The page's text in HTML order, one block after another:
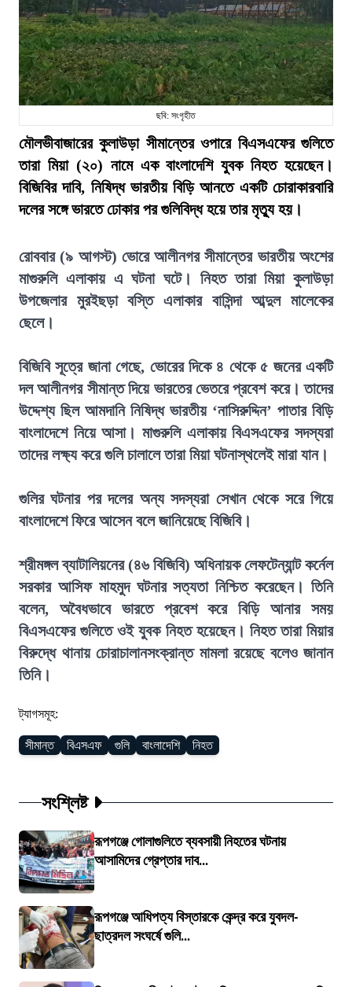
ছবি: সংগৃহীত
মৌলভীবাজারের কুলাউড়া সীমান্তের ওপারে বিএসএফের গুলিতে
তারা মিয়া (২০) নামে এক বাংলাদেশি যুবক নিহত হয়েছেন।
বিজিবির দাবি, নিষিদ্ধ ভারতীয় বিড়ি আনতে একটি চোরাকারবারি
দলের সঙ্গে ভারতে ঢোকার পর গুলিবিদ্ধ হয়ে তার মৃত্যু হয়।
রোববার (৯ আগস্ট) ভোরে আলীনগর সীমান্তের ভারতীয় অংশের
মাগুরুলি এলাকায় এ ঘটনা ঘটে। নিহত তারা মিয়া কুলাউড়া
উপজেলার মুরইছড়া বস্তি এলাকার বাসিন্দা আব্দুল মালেকের
ছেলে।
বিজিবি সূত্রে জানা গেছে, ভোরের দিকে ৪ থেকে ৫ জনের একটি
দল আলীনগর সীমান্ত দিয়ে ভারতের ভেতরে প্রবেশ করে। তাদের
উদ্দেশ্য ছিল আমদানি নিষিদ্ধ ভারতীয় ‘নাসিরুদ্দিন’ পাতার বিড়ি
বাংলাদেশে নিয়ে আসা। মাগুরুলি এলাকায় বিএসএফের সদস্যরা
তাদের লক্ষ্য করে গুলি চালালে তারা মিয়া ঘটনাস্থলেই মারা যান।
গুলির ঘটনার পর দলের অন্য সদস্যরা সেখান থেকে সরে গিয়ে
বাংলাদেশে ফিরে আসেন বলে জানিয়েছে বিজিবি।
শ্রীমঙ্গল ব্যাটালিয়নের (৪৬ বিজিবি) অধিনায়ক লেফটেন্যান্ট কর্নেল
সরকার আসিফ মাহমুদ ঘটনার সত্যতা নিশ্চিত করেছেন। তিনি
বলেন, অবৈধভাবে ভারতে প্রবেশ করে বিড়ি আনার সময়
বিএসএফের গুলিতে ওই যুবক নিহত হয়েছেন। নিহত তারা মিয়ার
বিরুদ্ধে থানায় চোরাচালানসংক্রান্ত মামলা রয়েছে বলেও জানান
তিনি।
ট্যাগসমূহ:
সীমান্ত বিএসএফ গুলি বাংলাদেশি নিহত
সংশ্লিষ্ট
রূপগঞ্জে গোলাগুলিতে ব্যবসায়ী নিহতের ঘটনায়
আসামিদের গ্রেপ্তার দাব...
রূপগঞ্জে আধিপত্য বিস্তারকে কেন্দ্র করে যুবদল-
ছাত্রদল সংঘর্ষে গুলি...